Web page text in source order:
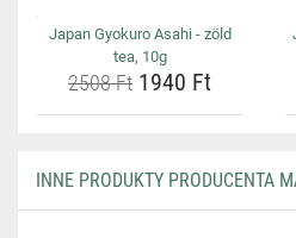
Japan Gyokuro Asahi - zöld
tea, 10g
2508 Ft 1940 Ft
INNE PRODUKTY PRODUCENTA